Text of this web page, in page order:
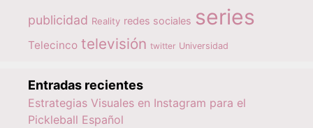
publicidad Reality redes sociales series
Telecinco televisión twitter Universidad
Entradas recientes
Estrategias Visuales en Instagram para el
Pickleball Español